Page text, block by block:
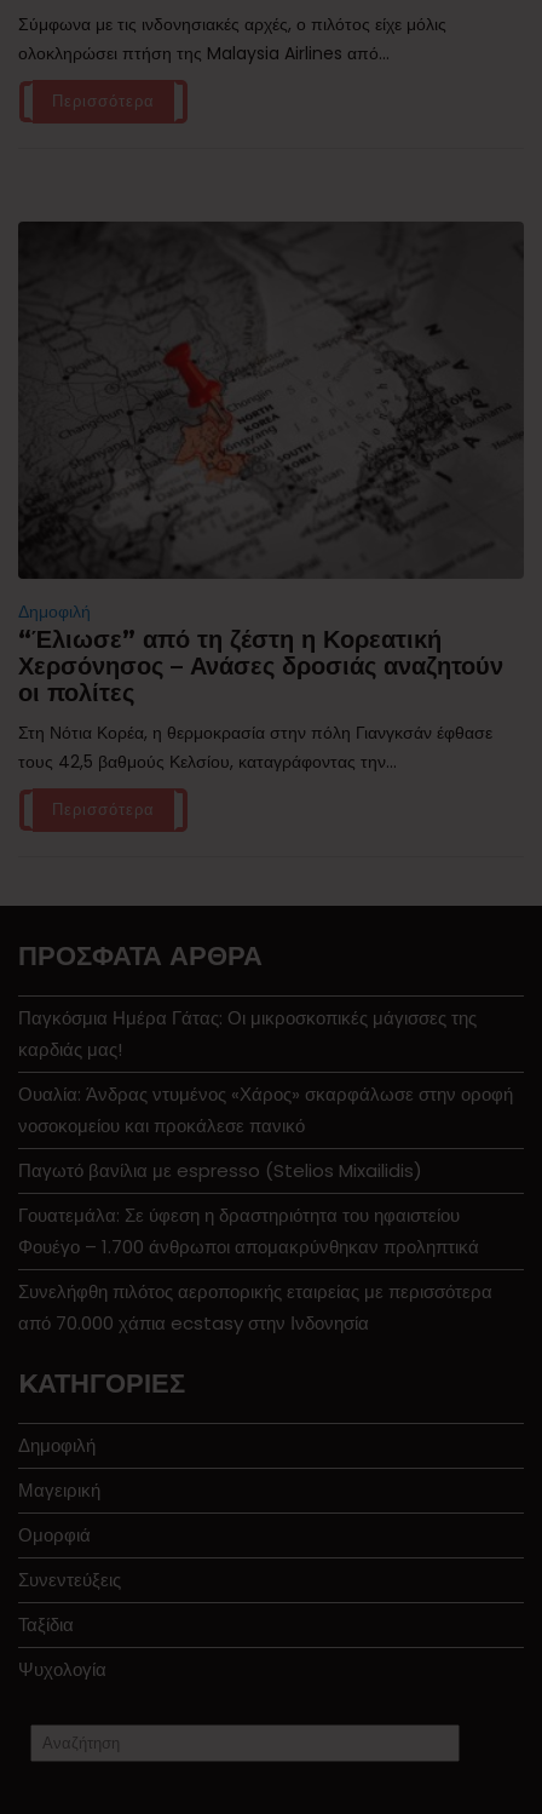
Σύμφωνα με τις ινδονησιακές αρχές, ο πιλότος είχε μόλις
ολοκληρώσει πτήση της Malaysia Airlines από...
Περισσότερα
Δημοφιλή
“Έλιωσε” από τη ζέστη η Κορεατική
Χερσόνησος – Ανάσες δροσιάς αναζητούν
οι πολίτες
Στη Νότια Κορέα, η θερμοκρασία στην πόλη Γιανγκσάν έφθασε
τους 42,5 βαθμούς Κελσίου, καταγράφοντας την...
Περισσότερα
ΠΡΌΣΦΑΤΑ ΆΡΘΡΑ
Παγκόσμια Ημέρα Γάτας: Οι μικροσκοπικές μάγισσες της
καρδιάς μας!
Ουαλία: Άνδρας ντυμένος «Χάρος» σκαρφάλωσε στην οροφή
νοσοκομείου και προκάλεσε πανικό
Παγωτό βανίλια με espresso (Stelios Mixailidis)
Γουατεμάλα: Σε ύφεση η δραστηριότητα του ηφαιστείου
Φουέγο – 1.700 άνθρωποι απομακρύνθηκαν προληπτικά
Συνελήφθη πιλότος αεροπορικής εταιρείας με περισσότερα
από 70.000 χάπια ecstasy στην Ινδονησία
KΑΤΗΓΟΡΊΕΣ
Δημοφιλή
Μαγειρική
Ομορφιά
Συνεντεύξεις
Ταξίδια
Ψυχολογία